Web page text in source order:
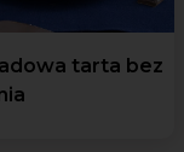
tarta bez